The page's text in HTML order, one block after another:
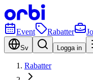
Event Rabatter
Sv Logga in
Rabatter